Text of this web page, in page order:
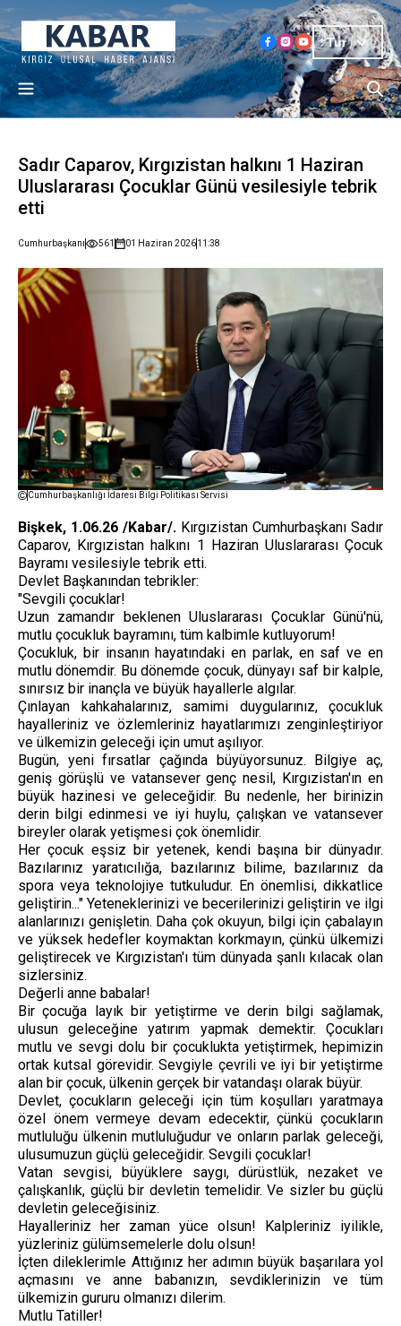
Tur
Sadır Caparov, Kırgızistan halkını 1 Haziran
Uluslararası Çocuklar Günü vesilesiyle tebrik
etti
Cumhurbaşkanı 561 01 Haziran 202611:38
Cumhurbaşkanlığı İdaresi Bilgi Politikası Servisi
Bişkek, 1.06.26 /Kabar/. Kırgızistan Cumhurbaşkanı Sadır
Caparov, Kırgızistan halkını 1 Haziran Uluslararası Çocuk
Bayramı vesilesiyle tebrik etti.
Devlet Başkanından tebrikler:
"Sevgili çocuklar!
Uzun zamandır beklenen Uluslararası Çocuklar Günü'nü,
mutlu çocukluk bayramını, tüm kalbimle kutluyorum!
Çocukluk, bir insanın hayatındaki en parlak, en saf ve en
mutlu dönemdir. Bu dönemde çocuk, dünyayı saf bir kalple,
sınırsız bir inançla ve büyük hayallerle algılar.
Çınlayan kahkahalarınız, samimi duygularınız, çocukluk
hayalleriniz ve özlemleriniz hayatlarımızı zenginleştiriyor
ve ülkemizin geleceği için umut aşılıyor.
Bugün, yeni fırsatlar çağında büyüyorsunuz. Bilgiye aç,
geniş görüşlü ve vatansever genç nesil, Kırgızistan'ın en
büyük hazinesi ve geleceğidir. Bu nedenle, her birinizin
derin bilgi edinmesi ve iyi huylu, çalışkan ve vatansever
bireyler olarak yetişmesi çok önemlidir.
Her çocuk eşsiz bir yetenek, kendi başına bir dünyadır.
Bazılarınız yaratıcılığa, bazılarınız bilime, bazılarınız da
spora veya teknolojiye tutkuludur. En önemlisi, dikkatlice
geliştirin..." Yeteneklerinizi ve becerilerinizi geliştirin ve ilgi
alanlarınızı genişletin. Daha çok okuyun, bilgi için çabalayın
ve yüksek hedefler koymaktan korkmayın, çünkü ülkemizi
geliştirecek ve Kırgızistan'ı tüm dünyada şanlı kılacak olan
sizlersiniz.
Değerli anne babalar!
Bir çocuğa layık bir yetiştirme ve derin bilgi sağlamak,
ulusun geleceğine yatırım yapmak demektir. Çocukları
mutlu ve sevgi dolu bir çocuklukta yetiştirmek, hepimizin
ortak kutsal görevidir. Sevgiyle çevrili ve iyi bir yetiştirme
alan bir çocuk, ülkenin gerçek bir vatandaşı olarak büyür.
Devlet, çocukların geleceği için tüm koşulları yaratmaya
özel önem vermeye devam edecektir, çünkü çocukların
mutluluğu ülkenin mutluluğudur ve onların parlak geleceği,
ulusumuzun güçlü geleceğidir. Sevgili çocuklar!
Vatan sevgisi, büyüklere saygı, dürüstlük, nezaket ve
çalışkanlık, güçlü bir devletin temelidir. Ve sizler bu güçlü
devletin geleceğisiniz.
Hayalleriniz her zaman yüce olsun! Kalpleriniz iyilikle,
yüzleriniz gülümsemelerle dolu olsun!
İçten dileklerimle Attığınız her adımın büyük başarılara yol
açmasını ve anne babanızın, sevdiklerinizin ve tüm
ülkemizin gururu olmanızı dilerim.
Mutlu Tatiller!